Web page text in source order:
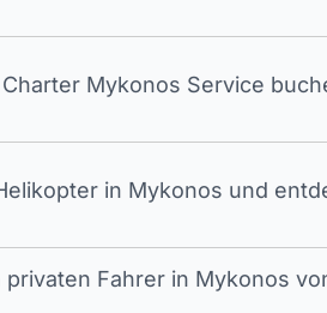
Mykonos Service
in Mykonos und
privaten Fahrer in Mykonos